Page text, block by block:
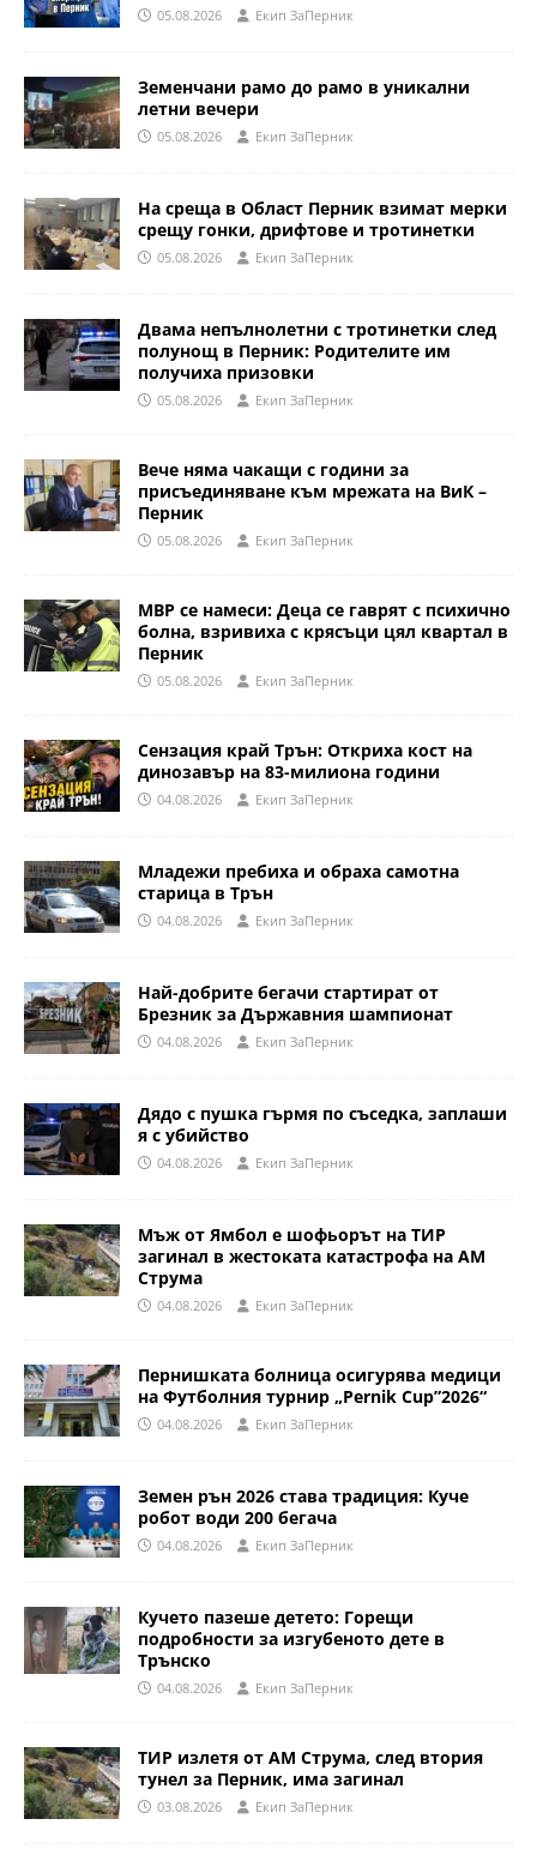
05.08.2026 Eкип ЗаПерник
Земенчани рамо до рамо в уникални
летни вечери
05.08.2026 Eкип ЗаПерник
На среща в Област Перник взимат мерки
срещу гонки, дрифтове и тротинетки
05.08.2026 Eкип ЗаПерник
Двама непълнолетни с тротинетки след
полунощ в Перник: Родителите им
получиха призовки
05.08.2026 Eкип ЗаПерник
Вече няма чакащи с години за
присъединяване към мрежата на ВиК –
Перник
05.08.2026 Eкип ЗаПерник
МВР се намеси: Деца се гаврят с психично
болна, взривиха с крясъци цял квартал в
Перник
05.08.2026 Eкип ЗаПерник
Сензация край Трън: Откриха кост на
динозавър на 83-милиона години
04.08.2026 Eкип ЗаПерник
Младежи пребиха и обраха самотна
старица в Трън
04.08.2026 Eкип ЗаПерник
Най-добрите бегачи стартират от
Брезник за Държавния шампионат
04.08.2026 Eкип ЗаПерник
Дядо с пушка гърмя по съседка, заплаши
я с убийство
04.08.2026 Eкип ЗаПерник
Мъж от Ямбол е шофьорът на ТИР
загинал в жестоката катастрофа на АМ
Струма
04.08.2026 Eкип ЗаПерник
Пернишката болница осигурява медици
на Футболния турнир „Pernik Cup”2026“
04.08.2026 Eкип ЗаПерник
Земен рън 2026 става традиция: Куче
робот води 200 бегача
04.08.2026 Eкип ЗаПерник
Кучето пазеше детето: Горещи
подробности за изгубеното дете в
Трънско
04.08.2026 Eкип ЗаПерник
ТИР излетя от АМ Струма, след втория
тунел за Перник, има загинал
03.08.2026 Eкип ЗаПерник